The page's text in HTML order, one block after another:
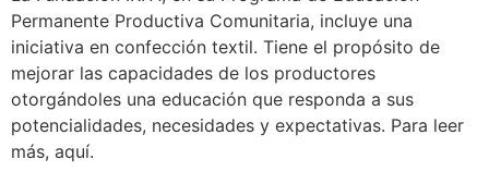
Permanente Productiva Comunitaria, incluye una
iniciativa en confección textil. Tiene el propósito de
mejorar las capacidades de los productores
otorgándoles una educación que responda a sus
potencialidades, necesidades y expectativas. Para leer
más, aquí.